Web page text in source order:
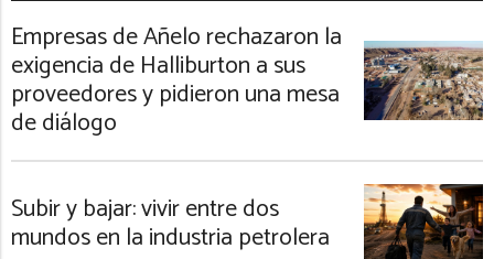
Empresas de Añelo rechazaron la
exigencia de Halliburton a sus
proveedores y pidieron una mesa
de diálogo
Subir y bajar: vivir entre dos
mundos en la industria petrolera